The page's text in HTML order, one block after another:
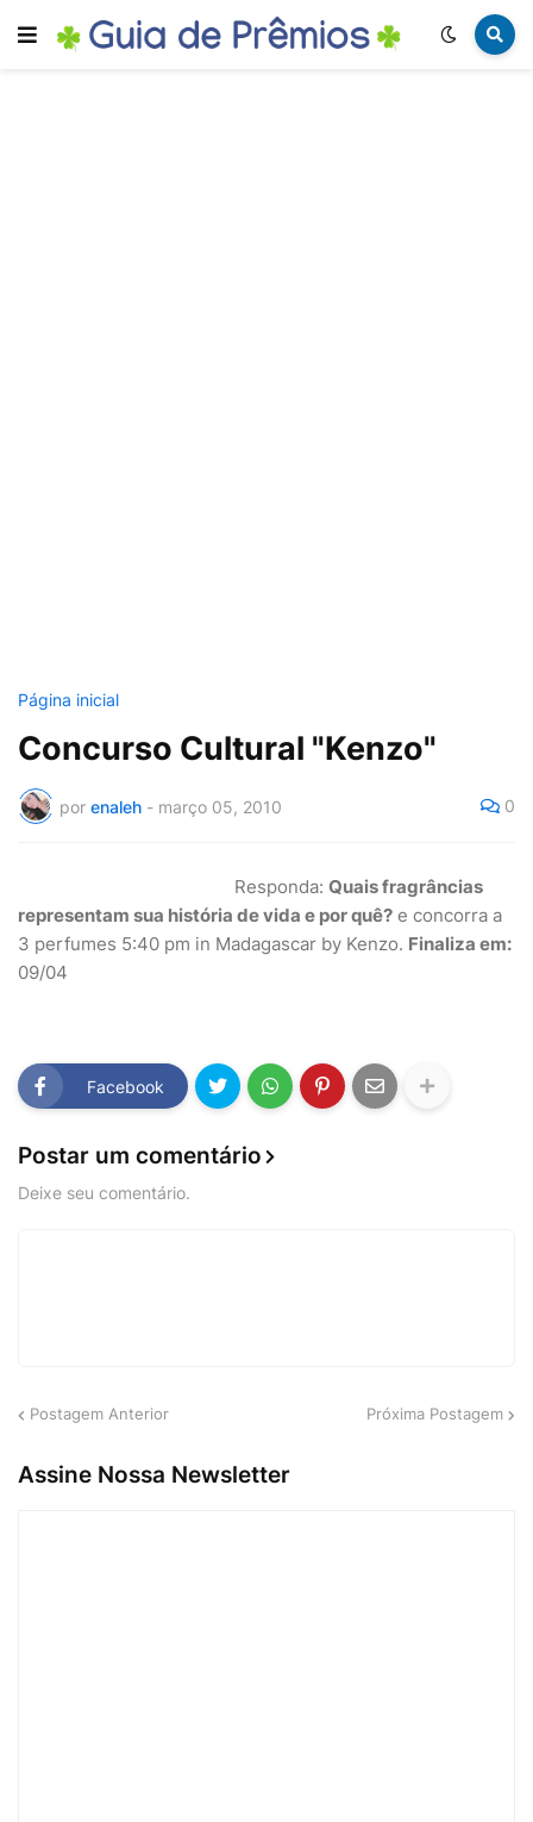
Página inicial
Concurso Cultural "Kenzo"
por enaleh - março 05, 2010 0
Responda: Quais fragrâncias
representam sua história de vida e por quê? e concorra a
3 perfumes 5:40 pm in Madagascar by Kenzo. Finaliza em:
09/04
Facebook
Postar um comentário
Deixe seu comentário.
Postagem Anterior Próxima Postagem
Assine Nossa Newsletter